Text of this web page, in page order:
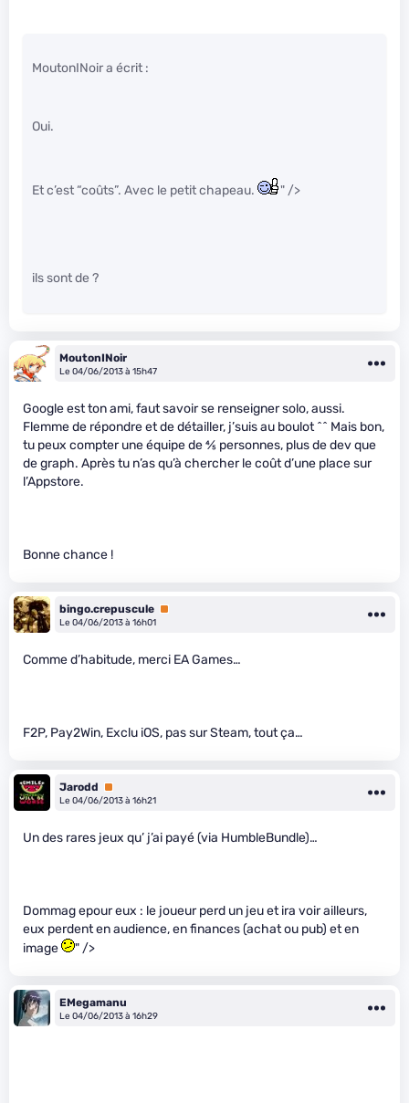
MoutonINoir a écrit :
Oui.
Et c’est “coûts”. Avec le petit chapeau. " />
ils sont de ?
MoutonINoir
Le 04/06/2013 à 15h47
Google est ton ami, faut savoir se renseigner solo, aussi.
Flemme de répondre et de détailler, j’suis au boulot ^^ Mais bon,
tu peux compter une équipe de4⁄5 personnes, plus de dev que
de graph. Après tu n’as qu’à chercher le coût d’une place sur
l’Appstore.
Bonne chance !
bingo.crepuscule Premium
Le 04/06/2013 à 16h01
Comme d’habitude, merci EA Games…
F2P, Pay2Win, Exclu iOS, pas sur Steam, tout ça…
Jarodd
Premium
Le 04/06/2013 à 16h21
Un des rares jeux qu’ j’ai payé (via HumbleBundle)…
Dommag epour eux : le joueur perd un jeu et ira voir ailleurs,
eux perdent en audience, en finances (achat ou pub) et en
image
" />
EMegamanu
Le 04/06/2013 à 16h29